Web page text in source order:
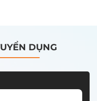
DỤNG